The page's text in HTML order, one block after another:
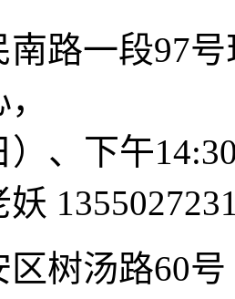
南路一段97
）、下午
树汤路60